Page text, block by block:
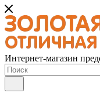
Интернет-магазин